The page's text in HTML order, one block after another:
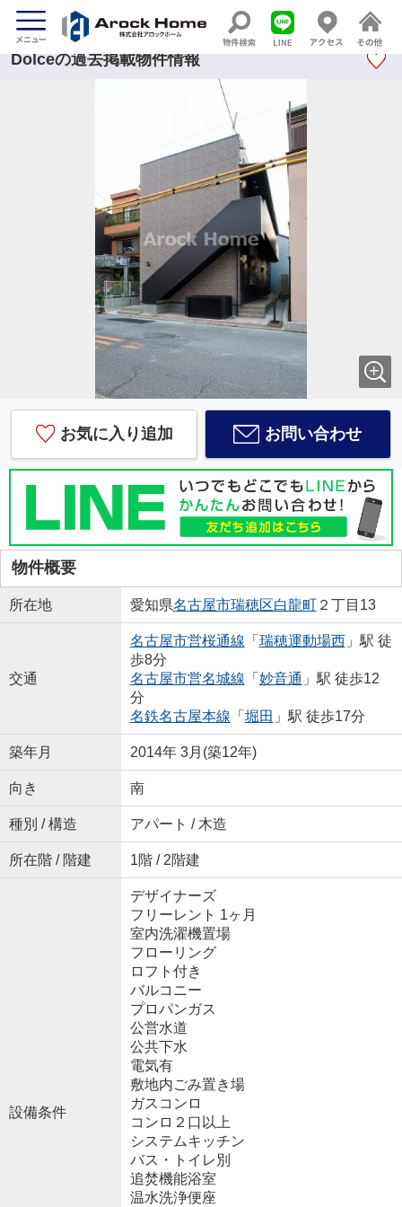
Dolceの過去掲載物件情報
お気に入り追加 お問い合わせ
物件概要
所在地 愛知県名古屋市瑞穂区白龍町２丁目13
交通
名古屋市営桜通線 「 瑞穂運動場西」駅 徒
歩8分
名古屋市営名城線 「 妙音通 」駅 徒歩12
分
名鉄名古屋本線 「 堀田 」駅 徒歩17分
築年月 2014年 3月(築12年)
向き 南
種別 / 構造 アパート / 木造
所在階 / 階建 1階 / 2階建
設備条件
デザイナーズ
フリーレント 1ヶ月
室内洗濯機置場
フローリング
ロフト付き
バルコニー
プロパンガス
公営水道
公共下水
電気有
敷地内ごみ置き場
ガスコンロ
コンロ２口以上
システムキッチン
バス・トイレ別
追焚機能浴室
温水洗浄便座